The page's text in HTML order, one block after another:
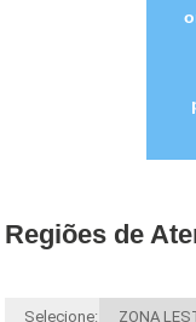
Regiões de
Selecione: ZONA